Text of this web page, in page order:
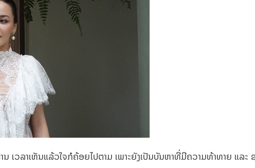
ເວລາເຫັນແລ້ວໃຈກໍຄ້ອຍໄປຕາມ ເພາະຍັງເປັນບັນຫາທີ່ມີຄວາມທ້າທາຍ ແລະ